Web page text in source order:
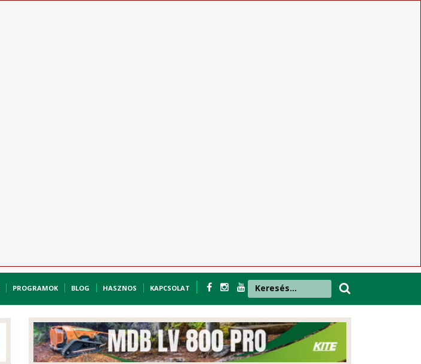
PROGRAMOK BLOG HASZNOS KAPCSOLAT